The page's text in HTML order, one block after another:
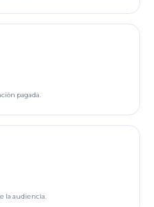
pagada.
la audiencia.